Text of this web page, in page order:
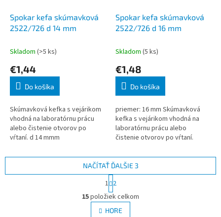
Spokar kefa skúmavková
2522/726 d 14 mm
Skladom (>5 ks)
€1,44
Do košíka
Skúmavková kefka s vejárikom
vhodná na laboratórnu prácu
alebo čistenie otvorov po
vŕtaní. d 14 mmm
Spokar kefa skúmavková
2522/726 d 16 mm
Skladom (5 ks)
€1,48
Do košíka
priemer: 16 mm Skúmavková
kefka s vejárikom vhodná na
laboratórnu prácu alebo
čistenie otvorov po vŕtaní.
O
v
l
NAČÍTAŤ ĎALŠIE 3
t
r
á
n
1 2
15položiek celkom
HORE